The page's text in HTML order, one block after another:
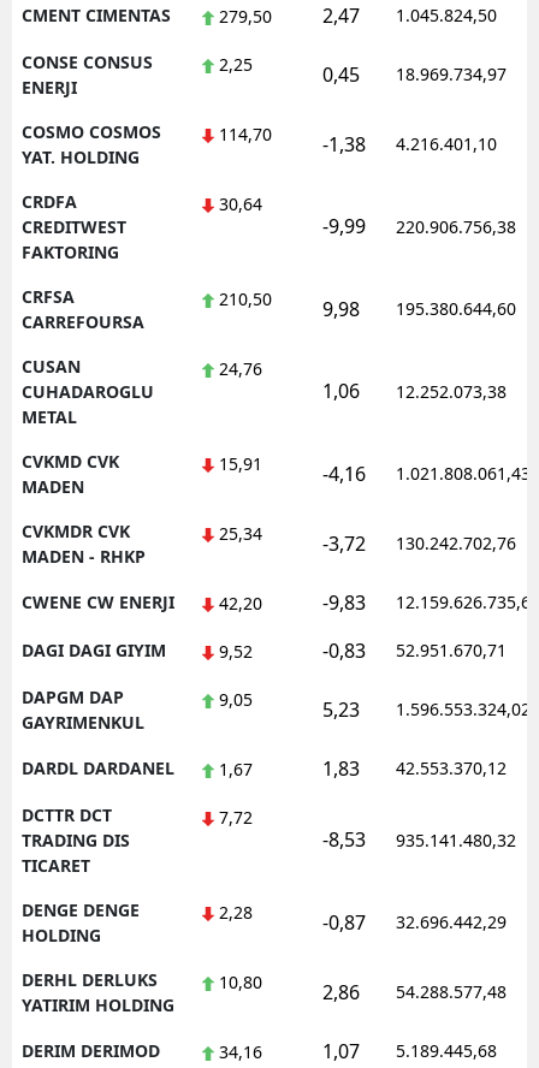
CMENT CIMENTAS 279,50 2,47 1.045.824,50
CONSE CONSUS
ENERJI
2,25 0,45 18.969.734,97
COSMO COSMOS
YAT. HOLDING
114,70 -1,38 4.216.401,10
CRDFA
CREDITWEST
FAKTORING
30,64
-9,99 220.906.756,38
CRFSA
CARREFOURSA
210,50 9,98 195.380.644,60
CUSAN
CUHADAROGLU
METAL
24,76
1,06 12.252.073,38
CVKMD CVK
MADEN
15,91 -4,16 1.021.808.061,43
CVKMDR CVK
MADEN - RHKP
25,34 -3,72 130.242.702,76
CWENE CW ENERJI 42,20 -9,83 12.159.626.735,62
DAGI DAGI GIYIM 9,52 -0,83 52.951.670,71
DAPGM DAP
GAYRIMENKUL
9,05 5,23 1.596.553.324,02
DARDL DARDANEL 1,67 1,83 42.553.370,12
DCTTR DCT
TRADING DIS
TICARET
7,72
-8,53 935.141.480,32
DENGE DENGE
HOLDING
2,28 -0,87 32.696.442,29
DERHL DERLUKS
YATIRIM HOLDING
10,80 2,86 54.288.577,48
DERIM DERIMOD 34,16 1,07 5.189.445,68